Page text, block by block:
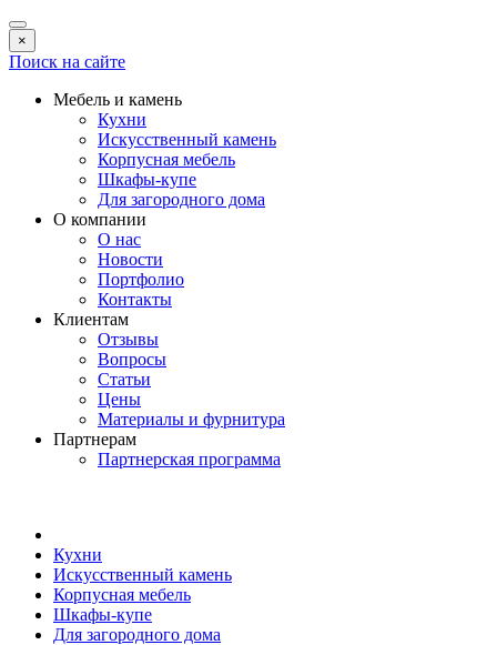
×
Поиск на сайте
Мебель и камень
Кухни
Искусственный камень
Корпусная мебель
Шкафы-купе
Для загородного дома
О компании
О нас
Новости
Портфолио
Контакты
Клиентам
Отзывы
Вопросы
Статьи
Цены
Материалы и фурнитура
Партнерам
Партнерская программа
Кухни
Искусственный камень
Корпусная мебель
Шкафы-купе
Для загородного дома